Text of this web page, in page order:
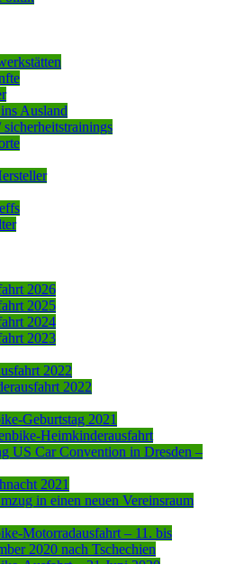
Ausland
2026
2025
2024
2023
2022
2022
Geburtstag 2021
Heimkinderausfahrt
US Car Convention in Dresden –
2021
in einen neuen Vereinsraum
Motorradausfahrt – 11. bis
2020 nach Tschechien